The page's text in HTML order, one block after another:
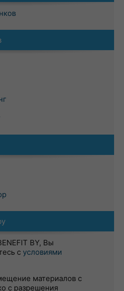
BY, Вы
с условиями
материалов с
с разрешения